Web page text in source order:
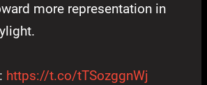
more representation in
https://t.co/tTSozggnWj